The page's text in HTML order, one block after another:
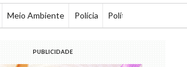
Meio Ambiente Polícia Política
PUBLICIDADE